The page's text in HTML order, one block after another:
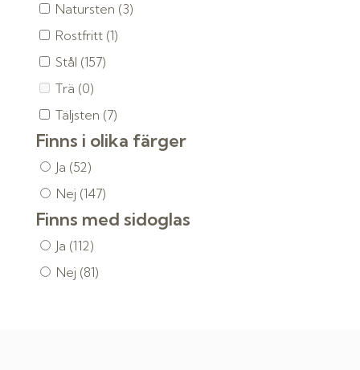
Natursten (3)
Rostfritt (1)
Stål (157)
Trä (0)
Täljsten (7)
Finns i olika färger
Ja (52)
Nej (147)
Finns med sidoglas
Ja (112)
Nej (81)